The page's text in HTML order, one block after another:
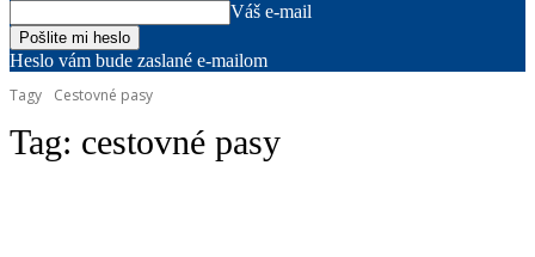
Váš e-mail
Heslo vám bude zaslané e-mailom
Tagy
Cestovné pasy
Tag: cestovné pasy